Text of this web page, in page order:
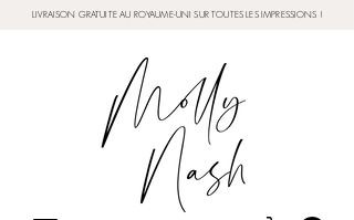
LIVRAISON GRATUITE AU ROYAUME-UNI SUR TOUTES LES IMPRESSIONS !